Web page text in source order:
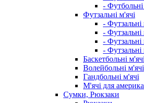
- Футбольні
Футзальні м'ячі
- Футзальні
-
- Футзальні
- Футзальні
Баскетбольні м'ячі
Волейбольні м'ячі
Гандбольні м'ячі
М'ячі для
Сумки, Рюкзаки